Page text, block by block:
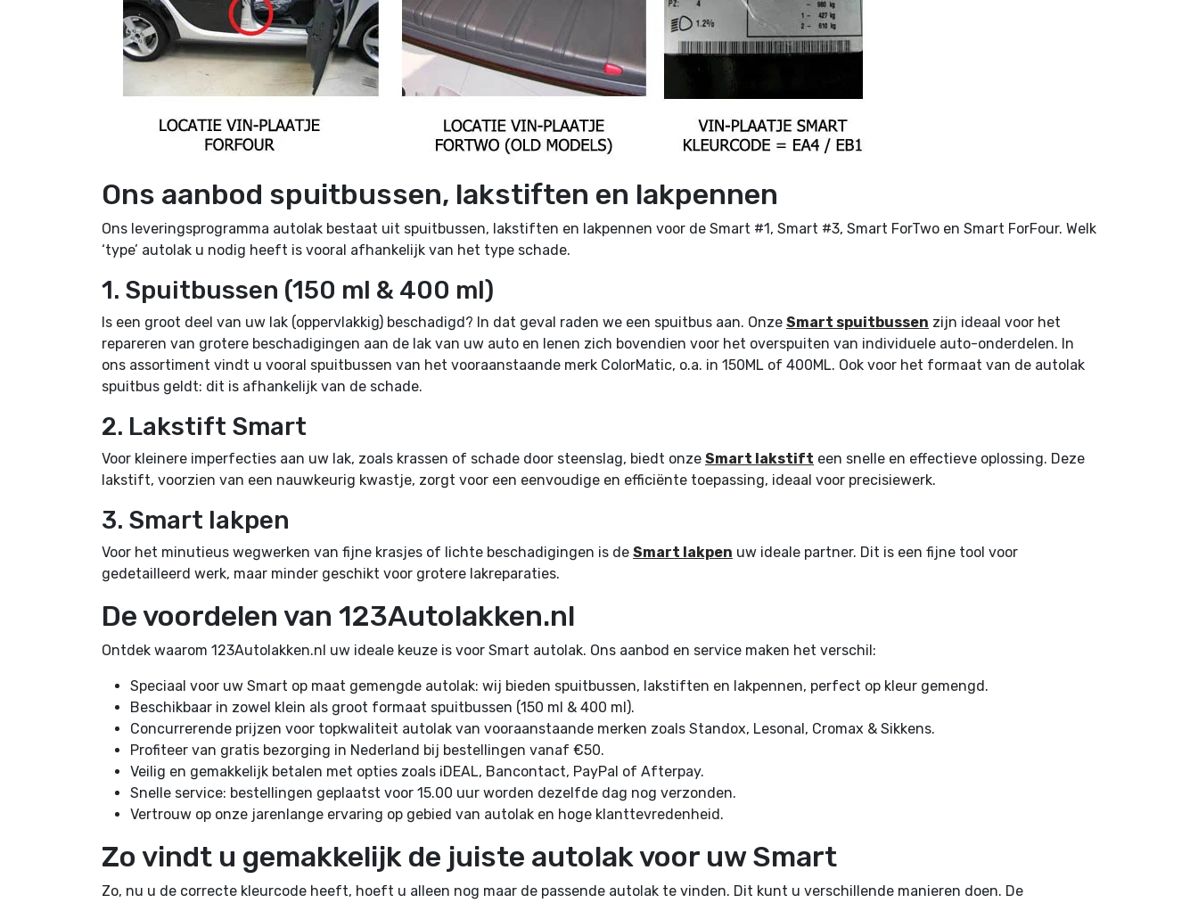
Ons aanbod spuitbussen, lakstiften en lakpennen
Ons leveringsprogramma autolak bestaat uit spuitbussen, lakstiften en lakpennen voor de Smart #1, Smart #3, Smart ForTwo en Smart ForFour. Welk
‘type’ autolak u nodig heeft is vooral afhankelijk van het type schade.
1. Spuitbussen (150 ml & 400 ml)
Is een groot deel van uw lak (oppervlakkig) beschadigd? In dat geval raden we een spuitbus aan. Onze Smart spuitbussen zijn ideaal voor het
repareren van grotere beschadigingen aan de lak van uw auto en lenen zich bovendien voor het overspuiten van individuele auto-onderdelen. In
ons assortiment vindt u vooral spuitbussen van het vooraanstaande merk ColorMatic, o.a. in 150ML of 400ML. Ook voor het formaat van de autolak
spuitbus geldt: dit is afhankelijk van de schade.
2. Lakstift Smart
Voor kleinere imperfecties aan uw lak, zoals krassen of schade door steenslag, biedt onze Smart lakstift een snelle en effectieve oplossing. Deze
lakstift, voorzien van een nauwkeurig kwastje, zorgt voor een eenvoudige en efficiënte toepassing, ideaal voor precisiewerk.
3. Smart lakpen
Voor het minutieus wegwerken van fijne krasjes of lichte beschadigingen is de Smart lakpen uw ideale partner. Dit is een fijne tool voor
gedetailleerd werk, maar minder geschikt voor grotere lakreparaties.
De voordelen van 123Autolakken.nl
Ontdek waarom 123Autolakken.nl uw ideale keuze is voor Smart autolak. Ons aanbod en service maken het verschil:
Speciaal voor uw Smart op maat gemengde autolak: wij bieden spuitbussen, lakstiften en lakpennen, perfect op kleur gemengd.
Beschikbaar in zowel klein als groot formaat spuitbussen (150 ml & 400 ml).
Concurrerende prijzen voor topkwaliteit autolak van vooraanstaande merken zoals Standox, Lesonal, Cromax & Sikkens.
Profiteer van gratis bezorging in Nederland bij bestellingen vanaf €50.
Veilig en gemakkelijk betalen met opties zoals iDEAL, Bancontact, PayPal of Afterpay.
Snelle service: bestellingen geplaatst voor 15.00 uur worden dezelfde dag nog verzonden.
Vertrouw op onze jarenlange ervaring op gebied van autolak en hoge klanttevredenheid.
Zo vindt u gemakkelijk de juiste autolak voor uw Smart
Zo, nu u de correcte kleurcode heeft, hoeft u alleen nog maar de passende autolak te vinden. Dit kunt u verschillende manieren doen. De